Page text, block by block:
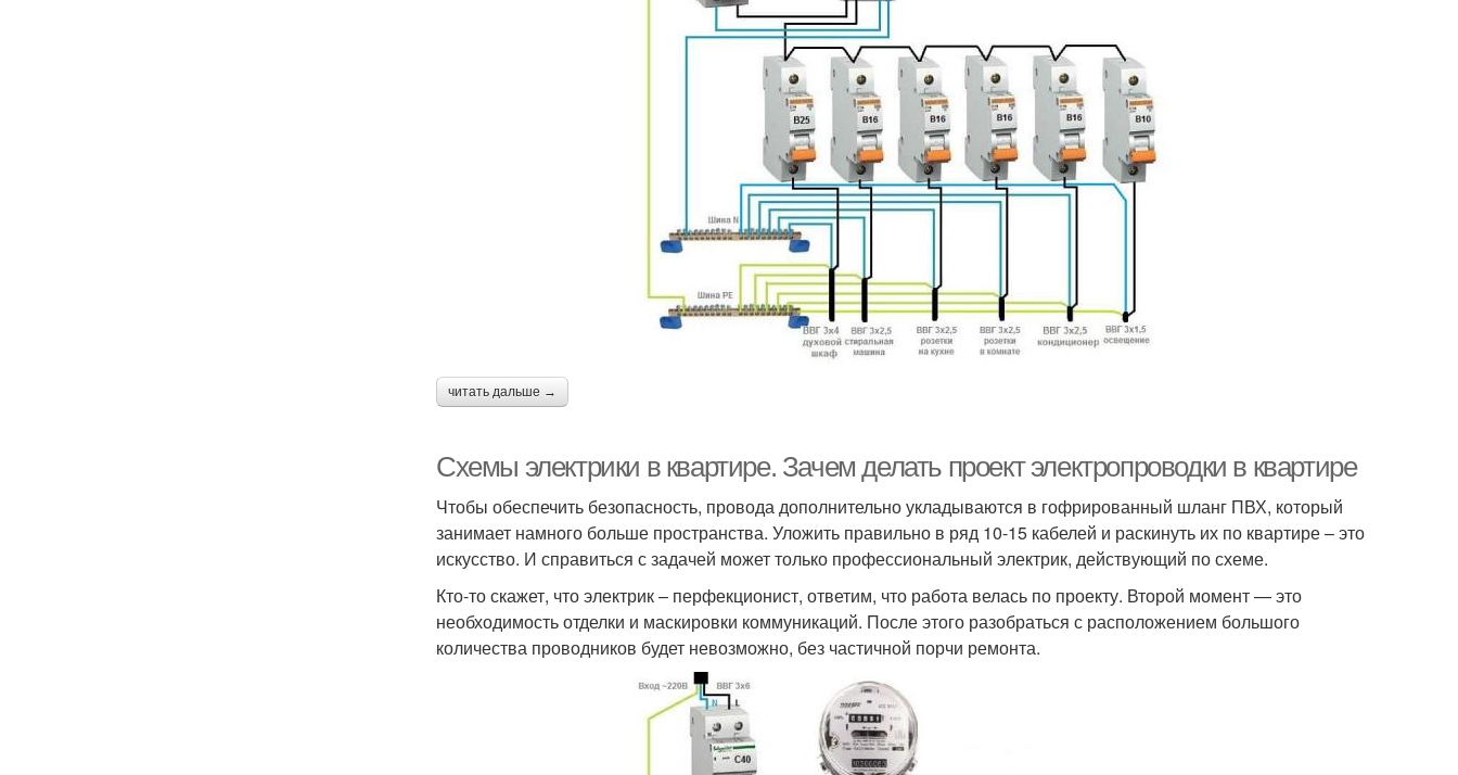
читать дальше →
Схемы электрики в квартире. Зачем делать проект электропроводки в квартире
Чтобы обеспечить безопасность, провода дополнительно укладываются в гофрированный шланг ПВХ, который
занимает намного больше пространства. Уложить правильно в ряд 10-15 кабелей и раскинуть их по квартире – это
искусство. И справиться с задачей может только профессиональный электрик, действующий по схеме.
Кто-то скажет, что электрик – перфекционист, ответим, что работа велась по проекту. Второй момент — это
необходимость отделки и маскировки коммуникаций. После этого разобраться с расположением большого
количества проводников будет невозможно, без частичной порчи ремонта.